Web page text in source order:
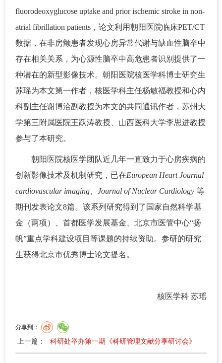
fluorodeoxyglucose uptake and prior ischemic stroke in non-
atrial fibrillation patients，论文利用朝阳医院临床PET/CT
数据，在非房颤患者发现心房异常代谢与缺血性脑卒中
存在相关关系，为心源性脑卒中高危患者识别提供了一
种潜在的新型影像技术。朝阳医院核医学科博士研究生
苏瑶为本文第一作者，核医学科主任杨敏福教授和心内
科副主任谢博洽副教授为本文的共同通讯作者，苏州大
学第三附属医院王跃涛教授、山西医科大学李思进教授
参与了本研究。
朝阳医院核医学团队近几年一直致力于心房疾病的
创新影像技术及机制研究，已在European Heart Journal
cardiovascular imaging、Journal of Nuclear Cardiology 等
期刊发表论文8篇。该系列研究得到了国家自然科学基
金（两项）、首都医学发展基金、北京市医管中心“扬
帆”重点学科建设项目等课题的持续资助。参研的研究
生获得北京市优秀博士论文提名。
核医学科 苏瑶
分享到：
上一篇： 科研处举办第一期《科研管理文献分享研讨会》